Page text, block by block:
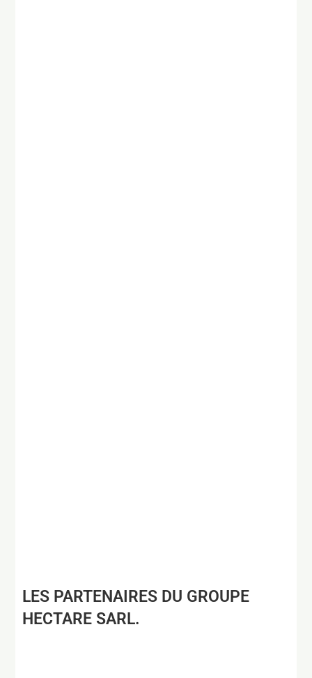
LES PARTENAIRES DU GROUPE
HECTARE SARL.